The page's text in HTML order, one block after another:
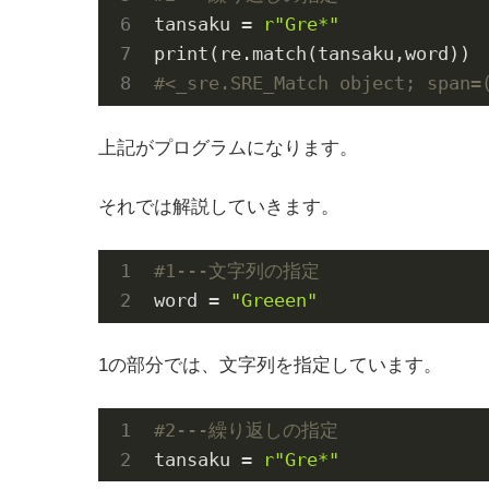
tansaku =
r"Gre*"
#<_sre.SRE_Match object;
上記がプログラムになります。
それでは解説していきます。
#1---文字列の指定
word = "Greeen"
1の部分では、文字列を指定しています。
#2---繰り返しの指定
tansaku =
r"Gre*"